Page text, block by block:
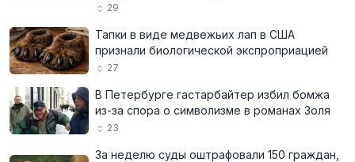
29
Тапки в виде медвежьих лап в США
признали биологической экспроприацией
27
В Петербурге гастарбайтер избил бомжа
из-за спора о символизме в романах Золя
23
За неделю суды оштрафовали 150 граждан,